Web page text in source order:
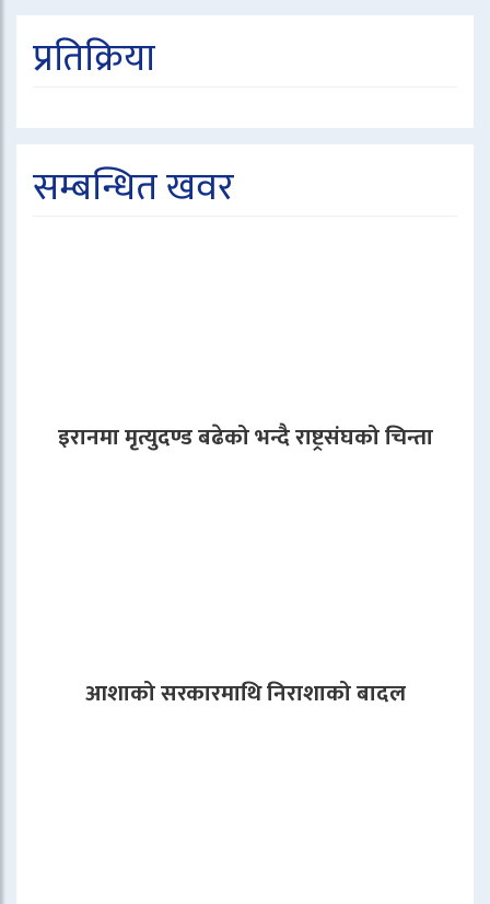
प्रतिक्रिया
सम्बन्धित खवर
इरानमा मृत्युदण्ड बढेको भन्दै राष्ट्रसंघको चिन्ता
आशाको सरकारमाथि निराशाको बादल